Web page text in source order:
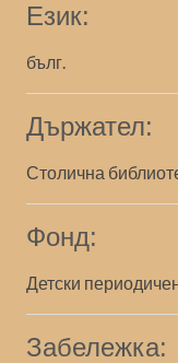
Език:
бълг.
Държател:
Столична
Фонд:
Детски
Забележка: